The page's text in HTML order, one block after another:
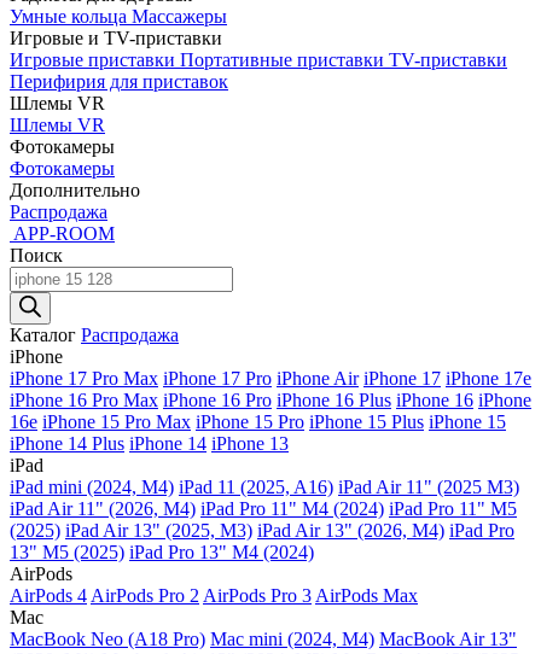
Умные кольца Массажеры
Игровые и TV-приставки
Игровые приставки Портативные приставки TV-приставки
Перифирия для приставок
Шлемы VR
Шлемы VR
Фотокамеры
Фотокамеры
Дополнительно
Распродажа
APP-ROOM
Поиск
Поиск
товаров
Каталог Распродажа
iPhone
iPhone 17 Pro Max iPhone 17 Pro iPhone Air iPhone 17 iPhone 17e
iPhone 16 Pro Max iPhone 16 Pro iPhone 16 Plus iPhone 16 iPhone
16e iPhone 15 Pro Max iPhone 15 Pro iPhone 15 Plus iPhone 15
iPhone 14 Plus iPhone 14 iPhone 13
iPad
iPad mini (2024, M4) iPad 11 (2025, A16) iPad Air 11" (2025 M3)
iPad Air 11" (2026, M4) iPad Pro 11" M4 (2024) iPad Pro 11" M5
(2025) iPad Air 13" (2025, M3) iPad Air 13" (2026, M4) iPad Pro
13" M5 (2025) iPad Pro 13" M4 (2024)
AirPods
AirPods 4 AirPods Pro 2 AirPods Pro 3 AirPods Max
Mac
MacBook Neo (A18 Pro) Mac mini (2024, M4) MacBook Air 13"